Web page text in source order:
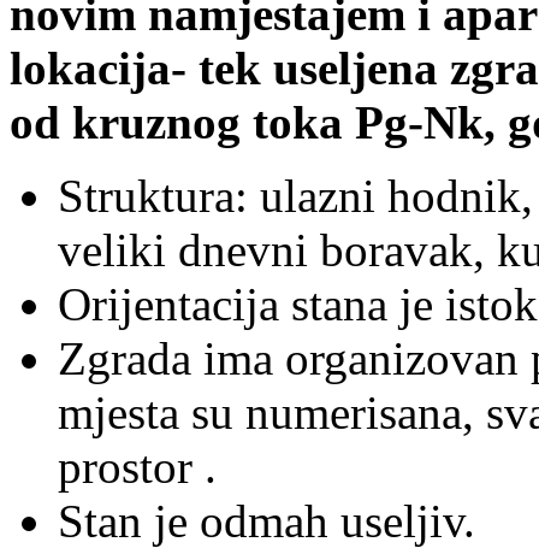
novim namjestajem i
lokacija- tek useljena
od kruznog toka Pg-Nk,
Struktura: ulazni
veliki dnevni boravak,
Orijentacija stana je
Zgrada ima organizovan
mjesta su numerisana,
prostor .
Stan je odmah useljiv.